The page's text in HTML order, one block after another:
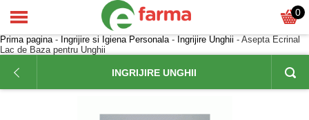
0
Prima pagina- Ingrijire si Igiena Personala- Ingrijire Unghii - Asepta Ecrinal
Lac de Baza pentru Unghii
INGRIJIRE UNGHII